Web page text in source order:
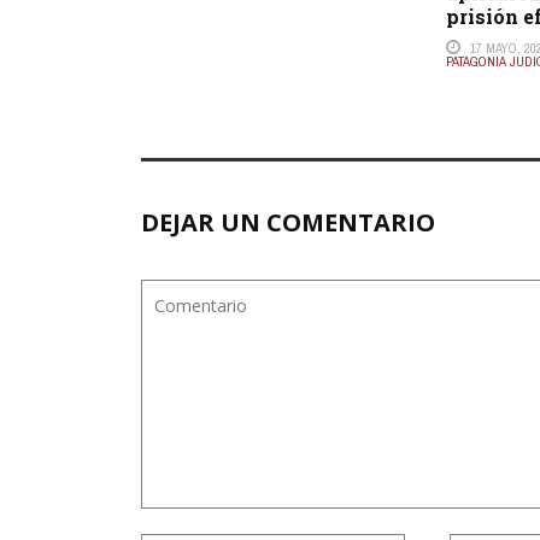
prisión
17 MAYO,
PATAGONIA
DEJAR UN COMENTARIO